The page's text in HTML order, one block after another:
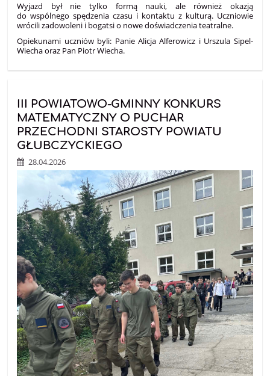
Wyjazd był nie tylko formą nauki, ale również okazją
do wspólnego spędzenia czasu i kontaktu z kulturą. Uczniowie
wrócili zadowoleni i bogatsi o nowe doświadczenia teatralne.
Opiekunami uczniów byli: Panie Alicja Alferowicz i Urszula Sipel-
Wiecha oraz Pan Piotr Wiecha.
III POWIATOWO-GMINNY KONKURS
MATEMATYCZNY O PUCHAR
PRZECHODNI STAROSTY POWIATU
GŁUBCZYCKIEGO
28.04.2026